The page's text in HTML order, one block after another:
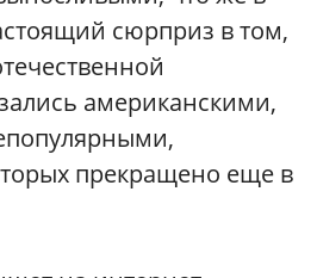
сюрприз в том,
американскими,
прекращено еще в